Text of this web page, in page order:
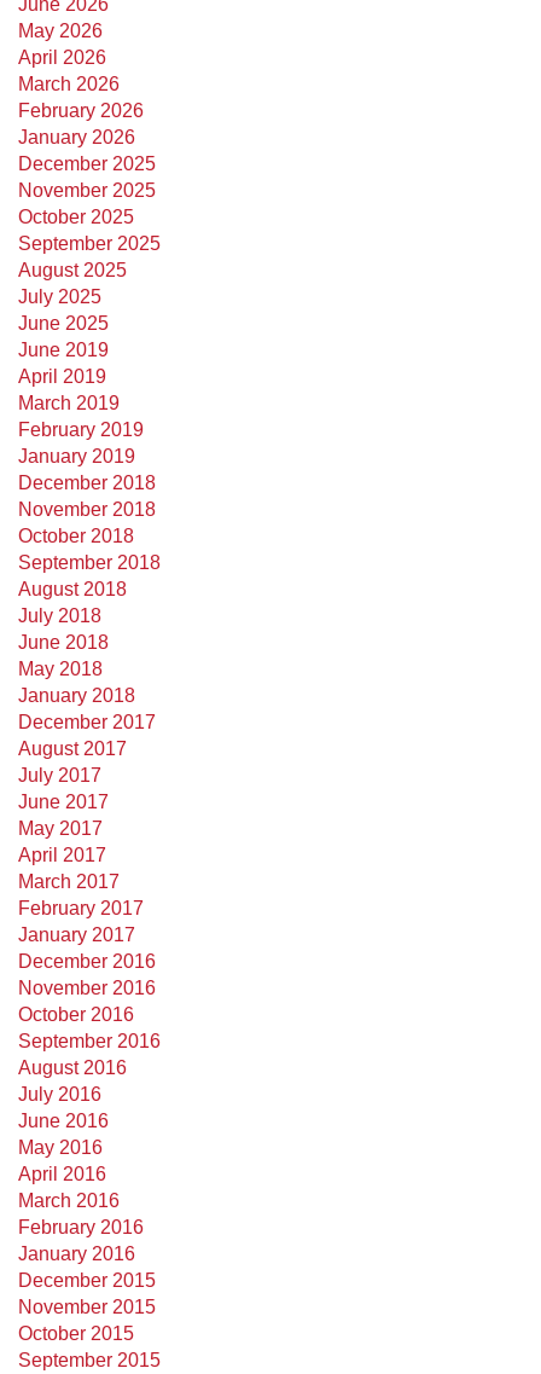
June 2026
May 2026
April 2026
March 2026
February 2026
January 2026
December 2025
November 2025
October 2025
September 2025
August 2025
July 2025
June 2025
June 2019
April 2019
March 2019
February 2019
January 2019
December 2018
November 2018
October 2018
September 2018
August 2018
July 2018
June 2018
May 2018
January 2018
December 2017
August 2017
July 2017
June 2017
May 2017
April 2017
March 2017
February 2017
January 2017
December 2016
November 2016
October 2016
September 2016
August 2016
July 2016
June 2016
May 2016
April 2016
March 2016
February 2016
January 2016
December 2015
November 2015
October 2015
September 2015